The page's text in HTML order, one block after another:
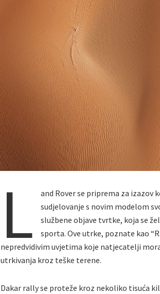
L
and Rover se priprema za izazov
sudjelovanje s novim modelom
službene objave tvrtke, koja se
sporta. Ove utrke, poznate kao
nepredvidivim uvjetima koje natjecatelji
utrkivanja kroz teške terene.
Dakar rally se proteže kroz nekoliko tisuća